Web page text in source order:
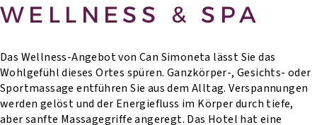
WELLNESS & SPA
Das Wellness-Angebot von Can Simoneta lässt Sie das
Wohlgefühl dieses Ortes spüren. Ganzkörper-, Gesichts- oder
Sportmassage entführen Sie aus dem Alltag. Verspannungen
werden gelöst und der Energiefluss im Körper durch tiefe,
aber sanfte Massagegriffe angeregt. Das Hotel hat eine